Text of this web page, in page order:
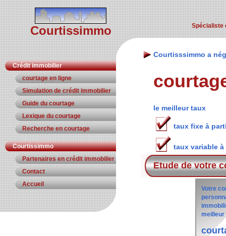
Courtissimmo Spécialiste
Crédit immobilier
courtage en ligne
Simulation de crédit immobilier
Guide du courtage
Lexique du courtage
Recherche en courtage
Courtissimmo
Partenaires en crédit immobilier
Contact
Accueil
Courtisssimmo a
le meilleur taux
taux fixe à
taux variable
Etude de votre
Votre
meilleur